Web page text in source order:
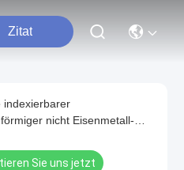
Zitat
indexierbarer
nicht Eisenmetall-
Sie uns jetzt